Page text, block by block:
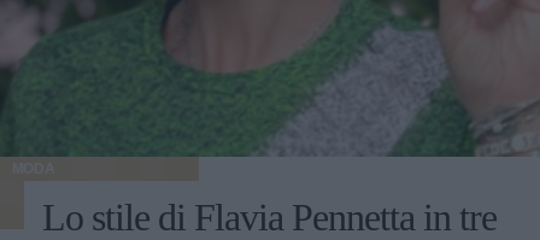
MODA
Lo stile di Flavia Pennetta in tre